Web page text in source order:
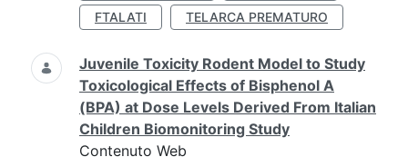
FTALATI
TELARCA PREMATURO
Juvenile Toxicity Rodent Model to Study
Toxicological Effects of Bisphenol A
(BPA) at Dose Levels Derived From Italian
Children Biomonitoring Study
Contenuto Web